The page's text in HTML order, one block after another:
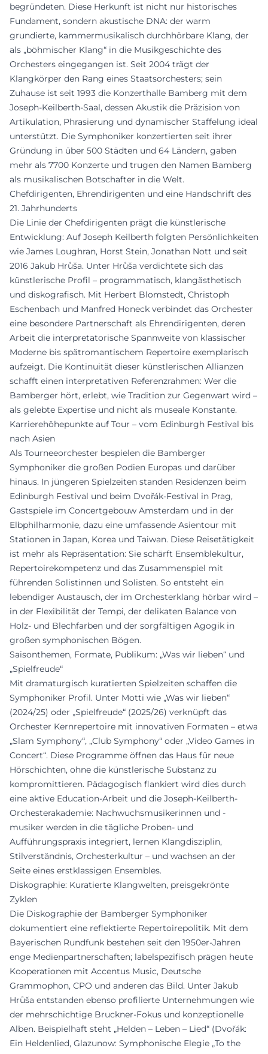
begründeten. Diese Herkunft ist nicht nur historisches
Fundament, sondern akustische DNA: der warm
grundierte, kammermusikalisch durchhörbare Klang, der
als „böhmischer Klang“ in die Musikgeschichte des
Orchesters eingegangen ist. Seit 2004 trägt der
Klangkörper den Rang eines Staatsorchesters; sein
Zuhause ist seit 1993 die Konzerthalle Bamberg mit dem
Joseph-Keilberth-Saal, dessen Akustik die Präzision von
Artikulation, Phrasierung und dynamischer Staffelung ideal
unterstützt. Die Symphoniker konzertierten seit ihrer
Gründung in über 500 Städten und 64 Ländern, gaben
mehr als 7700 Konzerte und trugen den Namen Bamberg
als musikalischen Botschafter in die Welt.
Chefdirigenten, Ehrendirigenten und eine Handschrift des
21. Jahrhunderts
Die Linie der Chefdirigenten prägt die künstlerische
Entwicklung: Auf Joseph Keilberth folgten Persönlichkeiten
wie James Loughran, Horst Stein, Jonathan Nott und seit
2016 Jakub Hrůša. Unter Hrůša verdichtete sich das
künstlerische Profil – programmatisch, klangästhetisch
und diskografisch. Mit Herbert Blomstedt, Christoph
Eschenbach und Manfred Honeck verbindet das Orchester
eine besondere Partnerschaft als Ehrendirigenten, deren
Arbeit die interpretatorische Spannweite von klassischer
Moderne bis spätromantischem Repertoire exemplarisch
aufzeigt. Die Kontinuität dieser künstlerischen Allianzen
schafft einen interpretativen Referenzrahmen: Wer die
Bamberger hört, erlebt, wie Tradition zur Gegenwart wird –
als gelebte Expertise und nicht als museale Konstante.
Karrierehöhepunkte auf Tour – vom Edinburgh Festival bis
nach Asien
Als Tourneeorchester bespielen die Bamberger
Symphoniker die großen Podien Europas und darüber
hinaus. In jüngeren Spielzeiten standen Residenzen beim
Edinburgh Festival und beim Dvořák-Festival in Prag,
Gastspiele im Concertgebouw Amsterdam und in der
Elbphilharmonie, dazu eine umfassende Asientour mit
Stationen in Japan, Korea und Taiwan. Diese Reisetätigkeit
ist mehr als Repräsentation: Sie schärft Ensemblekultur,
Repertoirekompetenz und das Zusammenspiel mit
führenden Solistinnen und Solisten. So entsteht ein
lebendiger Austausch, der im Orchesterklang hörbar wird –
in der Flexibilität der Tempi, der delikaten Balance von
Holz- und Blechfarben und der sorgfältigen Agogik in
großen symphonischen Bögen.
Saisonthemen, Formate, Publikum: „Was wir lieben“ und
„Spielfreude“
Mit dramaturgisch kuratierten Spielzeiten schaffen die
Symphoniker Profil. Unter Motti wie „Was wir lieben“
(2024/25) oder „Spielfreude“ (2025/26) verknüpft das
Orchester Kernrepertoire mit innovativen Formaten – etwa
„Slam Symphony“, „Club Symphony“ oder „Video Games in
Concert“. Diese Programme öffnen das Haus für neue
Hörschichten, ohne die künstlerische Substanz zu
kompromittieren. Pädagogisch flankiert wird dies durch
eine aktive Education-Arbeit und die Joseph-Keilberth-
Orchesterakademie: Nachwuchsmusikerinnen und -
musiker werden in die tägliche Proben- und
Aufführungspraxis integriert, lernen Klangdisziplin,
Stilverständnis, Orchesterkultur – und wachsen an der
Seite eines erstklassigen Ensembles.
Diskographie: Kuratierte Klangwelten, preisgekrönte
Zyklen
Die Diskographie der Bamberger Symphoniker
dokumentiert eine reflektierte Repertoirepolitik. Mit dem
Bayerischen Rundfunk bestehen seit den 1950er-Jahren
enge Medienpartnerschaften; labelspezifisch prägen heute
Kooperationen mit Accentus Music, Deutsche
Grammophon, CPO und anderen das Bild. Unter Jakub
Hrůša entstanden ebenso profilierte Unternehmungen wie
der mehrschichtige Bruckner-Fokus und konzeptionelle
Alben. Beispielhaft steht „Helden – Leben – Lied“ (Dvořák:
Ein Heldenlied, Glazunow: Symphonische Elegie „To the